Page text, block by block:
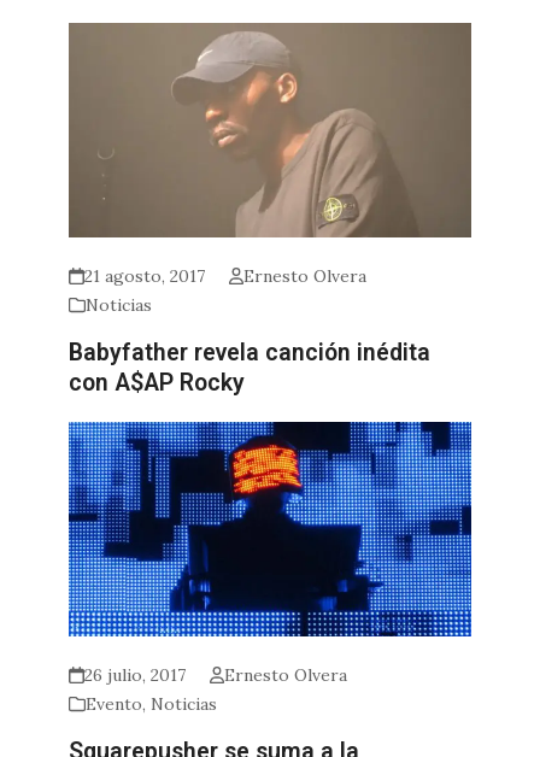
21 agosto, 2017
Ernesto Olvera
Noticias
Babyfather revela canción inédita
con A$AP Rocky
26 julio, 2017
Ernesto Olvera
Evento, Noticias
Squarepusher se suma a la